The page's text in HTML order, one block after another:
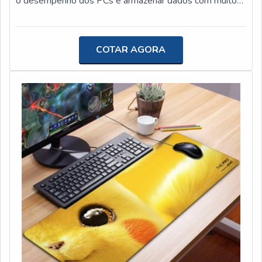
superando as expectativas. Solicite já um orçamento!
fundamental entender quais são suas características e
Drive ou unidade em estado sólido, em português) é um
componente de hardware desenvolvido para substituir o
antigo HD (Hard Disk ou disco rígido, em português)
como unidade de armazenamento de dados. Além disso,
o SSD não conta com discos físicos e agulhas
magnéticas, diferentemente do HD. Mais informações
sobre o SSD Em paralelo ao que foi dito anteriormente,
o SSD é muito mais rápido justamente por não conter
discos físicos, sendo capaz de acessar dados em uma
questão de segundos, tornando a máquina muito mais
rápida no que diz respeito a abertura de programas
operacionais e a realização de tarefas. Por não
possuírem partes móveis, os SSDs resolvem o
problema de limitação de velocidade dos HDs, que usam
cabeças de leitura e gravação para realizar operações em
COTAR AGORA